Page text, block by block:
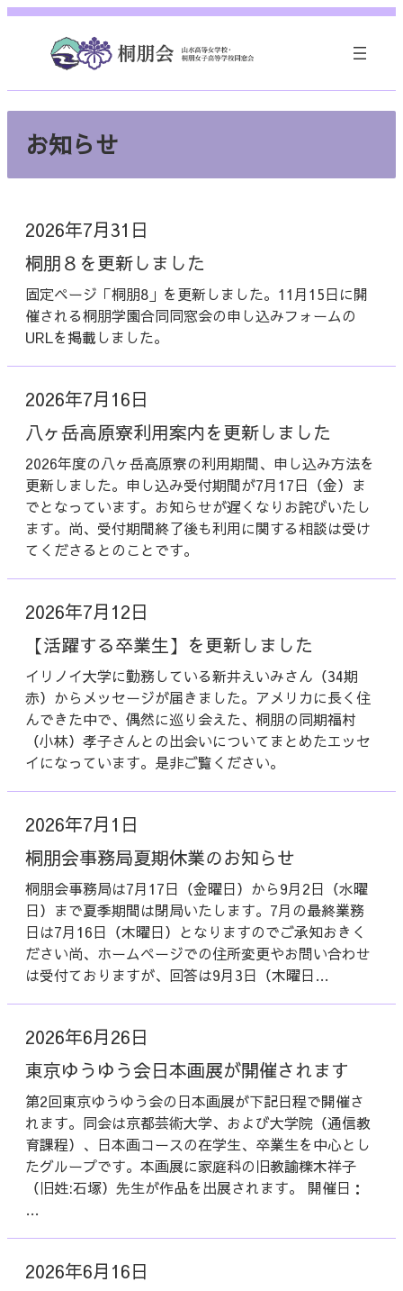
内
お知らせ
2026年7月31日
桐朋８を更新しました
固定ページ「桐朋8」を更新しました。11月15日に開
催される桐朋学園合同同窓会の申し込みフォームの
URLを掲載しました。
2026年7月16日
八ヶ岳高原寮利用案内を更新しました
2026年度の八ヶ岳高原寮の利用期間、申し込み方法を
更新しました。申し込み受付期間が7月17日（金）ま
でとなっています。お知らせが遅くなりお詫びいたし
ます。尚、受付期間終了後も利用に関する相談は受け
てくださるとのことです。
2026年7月12日
【活躍する卒業生】を更新しました
イリノイ大学に勤務している新井えいみさん（34期
赤）からメッセージが届きました。アメリカに長く住
んできた中で、偶然に巡り会えた、桐朋の同期福村
（小林）孝子さんとの出会いについてまとめたエッセ
イになっています。是非ご覧ください。
2026年7月1日
桐朋会事務局夏期休業のお知らせ
桐朋会事務局は7月17日（金曜日）から9月2日（水曜
日）まで夏季期間は閉局いたします。7月の最終業務
日は7月16日（木曜日）となりますのでご承知おきく
ださい尚、ホームページでの住所変更やお問い合わせ
は受付ておりますが、回答は9月3日（木曜日…
2026年6月26日
東京ゆうゆう会日本画展が開催されます
第2回東京ゆうゆう会の日本画展が下記日程で開催さ
れます。同会は京都芸術大学、および大学院（通信教
育課程）、日本画コースの在学生、卒業生を中心とし
たグループです。本画展に家庭科の旧教諭檪木祥子
（旧姓:石塚）先生が作品を出展されます。 開催日：
…
2026年6月16日